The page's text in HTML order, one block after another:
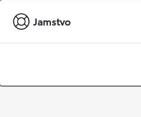
Jamstvo